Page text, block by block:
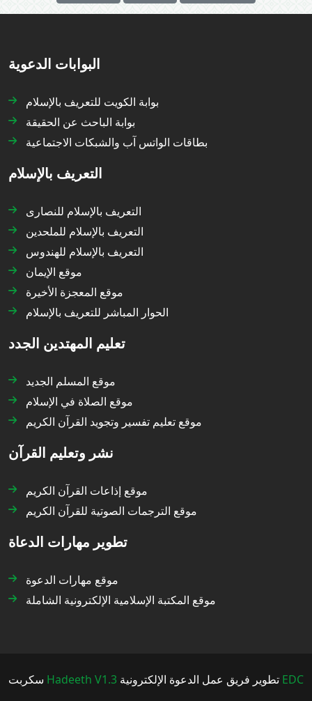
البوابات الدعوية
بوابة الكويت للتعريف بالإسلام
بوابة الباحث عن الحقيقة
بطاقات الواتس آب والشبكات الاجتماعية
التعريف بالإسلام
التعريف بالإسلام للنصارى
التعريف بالإسلام للملحدين
التعريف بالإسلام للهندوس
موقع الإيمان
موقع المعجزة الأخيرة
الحوار المباشر للتعريف بالإسلام
تعليم المهتدين الجدد
موقع المسلم الجديد
موقع الصلاة في الإسلام
موقع تعليم تفسير وتجويد القرآن الكريم
نشر وتعليم القرآن
موقع إذاعات القرآن الكريم
موقع الترجمات الصوتية للقرآن الكريم
تطوير مهارات الدعاة
موقع مهارات الدعوة
موقع المكتبة الإسلامية الإلكترونية الشاملة
Hadeeth V1.3 EDC